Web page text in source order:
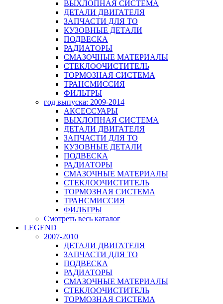
ВЫХЛОПНАЯ СИСТЕМА
ДЕТАЛИ ДВИГАТЕЛЯ
ЗАПЧАСТИ ДЛЯ ТО
КУЗОВНЫЕ ДЕТАЛИ
ПОДВЕСКА
РАДИАТОРЫ
СМАЗОЧНЫЕ МАТЕРИАЛЫ
СТЕКЛООЧИСТИТЕЛЬ
ТОРМОЗНАЯ СИСТЕМА
ТРАНСМИССИЯ
ФИЛЬТРЫ
год выпуска: 2009-2014
АКСЕССУАРЫ
ВЫХЛОПНАЯ СИСТЕМА
ДЕТАЛИ ДВИГАТЕЛЯ
ЗАПЧАСТИ ДЛЯ ТО
КУЗОВНЫЕ ДЕТАЛИ
ПОДВЕСКА
РАДИАТОРЫ
СМАЗОЧНЫЕ МАТЕРИАЛЫ
СТЕКЛООЧИСТИТЕЛЬ
ТОРМОЗНАЯ СИСТЕМА
ТРАНСМИССИЯ
ФИЛЬТРЫ
Смотреть весь каталог
LEGEND
2007-2010
ДЕТАЛИ ДВИГАТЕЛЯ
ЗАПЧАСТИ ДЛЯ ТО
ПОДВЕСКА
РАДИАТОРЫ
СМАЗОЧНЫЕ МАТЕРИАЛЫ
СТЕКЛООЧИСТИТЕЛЬ
ТОРМОЗНАЯ СИСТЕМА